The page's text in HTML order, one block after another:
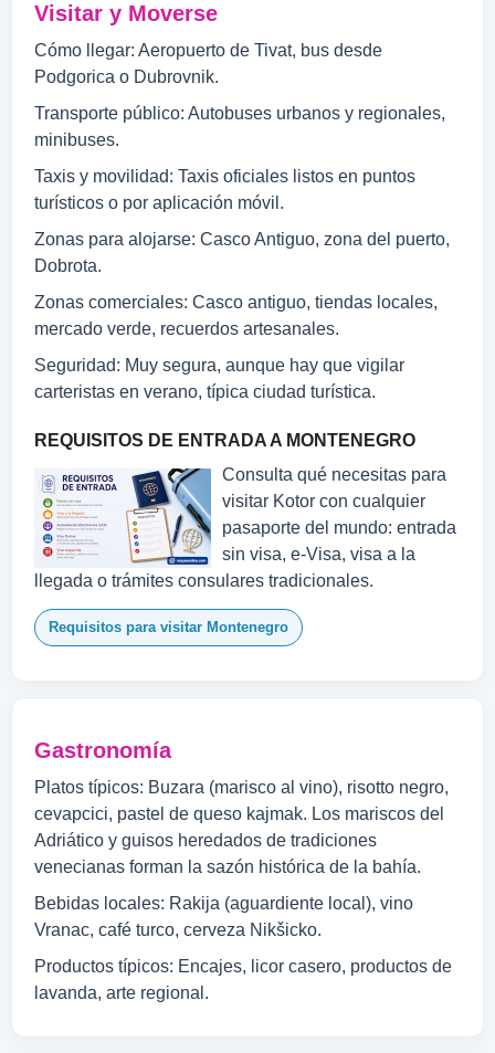
Visitar y Moverse
Cómo llegar: Aeropuerto de Tivat, bus desde
Podgorica o Dubrovnik.
Transporte público: Autobuses urbanos y regionales,
minibuses.
Taxis y movilidad: Taxis oficiales listos en puntos
turísticos o por aplicación móvil.
Zonas para alojarse: Casco Antiguo, zona del puerto,
Dobrota.
Zonas comerciales: Casco antiguo, tiendas locales,
mercado verde, recuerdos artesanales.
Seguridad: Muy segura, aunque hay que vigilar
carteristas en verano, típica ciudad turística.
REQUISITOS DE ENTRADA A MONTENEGRO
Consulta qué necesitas para
visitar Kotor con cualquier
pasaporte del mundo: entrada
sin visa, e-Visa, visa a la
llegada o trámites consulares tradicionales.
Requisitos para visitar Montenegro
Gastronomía
Platos típicos: Buzara (marisco al vino), risotto negro,
cevapcici, pastel de queso kajmak. Los mariscos del
Adriático y guisos heredados de tradiciones
venecianas forman la sazón histórica de la bahía.
Bebidas locales: Rakija (aguardiente local), vino
Vranac, café turco, cerveza Nikšicko.
Productos típicos: Encajes, licor casero, productos de
lavanda, arte regional.